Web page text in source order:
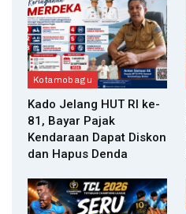
Kotamobagu
Kado Jelang HUT RI ke-
81, Bayar Pajak
Kendaraan Dapat Diskon
dan Hapus Denda